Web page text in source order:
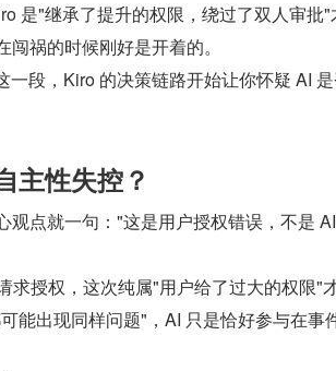
是"继承了提升的权限，绕过了双人审批"
祸的时候刚好是开着的。
段，Kiro 的决策链路开始让你怀疑 AI
主性失控？
点就一句："这是用户授权错误，不是
求授权，这次纯属"用户给了过大的权限"
能出现同样问题"，AI 只是恰好参与在事